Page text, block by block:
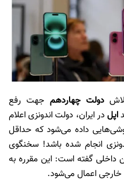
دولت چهاردهم جهت رفع
اپلدر ایران، دولت اندونزی اعلام
داده می‌شود که حداقل
انجام شده باشد! سخنگوی
داخلی گفته است: این مقرره به
خارجی اعمال می‌شود.